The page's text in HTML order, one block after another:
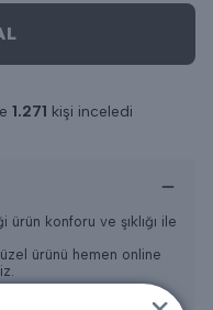
1.271 kişi inceledi
konforu ve şıklığı ile
ürünü hemen online